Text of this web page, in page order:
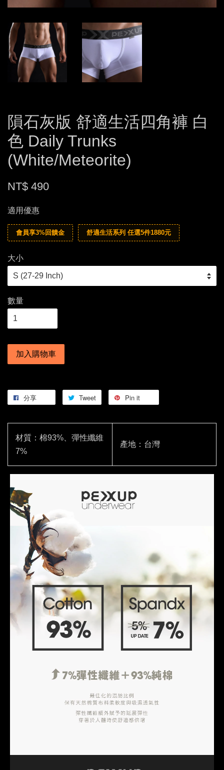
隕石灰版 舒適生活四角褲 白
色 Daily Trunks
(White/Meteorite)
NT$ 490
適用優惠
會員享3%回饋金 舒適生活系列 任選5件1880元
大小
數量
加入購物車
分享 Tweet Pin it
材質：棉93%、彈性纖維
7%
產地：台灣